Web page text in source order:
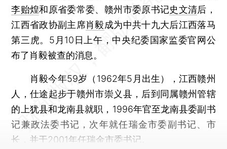
李贻煌和原省委常委、赣州市委原书记史文清后，
江西省政协副主席肖毅成为中共十九大后江西落马
第三虎。5月10日上午，中央纪委国家监委官网公
布了肖毅被查的消息。
肖毅今年59岁（1962年5月出生），江西赣州
人，仕途起步于赣州市崇义县，后到同属赣州管辖
的上犹县和龙南县就职，1996年官至龙南县委副书
记兼政法委书记，次年就任瑞金市委副书记、市
长，并于2001年任瑞金市委书记。